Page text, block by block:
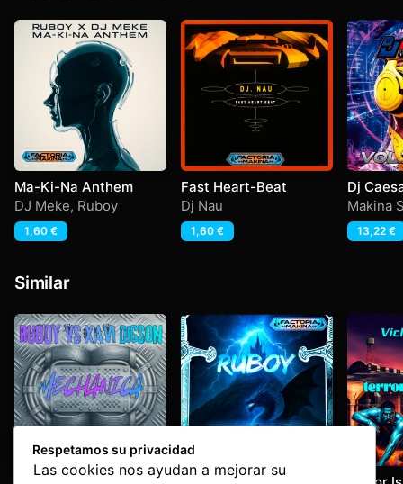
Ma-Ki-Na Anthem
DJ Meke, Ruboy
1,60 €
Fast Heart-Beat
Dj Nau
1,60 €
Dj
Start
Makina
13,22 €
Similar
Respetamos su privacidad
Las cookies nos ayudan a mejorar su